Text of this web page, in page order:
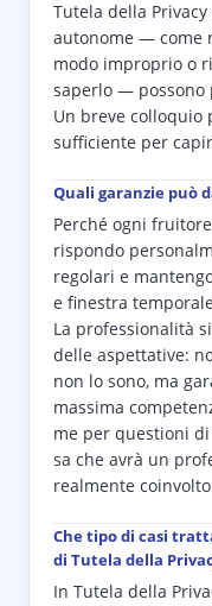
Tutela della
autonome — come
modo improprio o
saperlo — possono
Un breve colloquio
sufficiente per
Quali garanzie può
Perché ogni
rispondo
regolari e
e finestra
La professionalità
delle aspettative:
non lo sono, ma
massima
me per questioni
sa che avrà un
realmente
Che tipo di casi
di Tutela della
In Tutela della